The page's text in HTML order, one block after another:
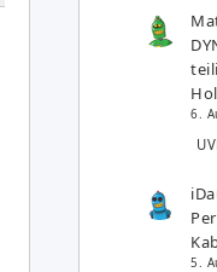
6.
5.